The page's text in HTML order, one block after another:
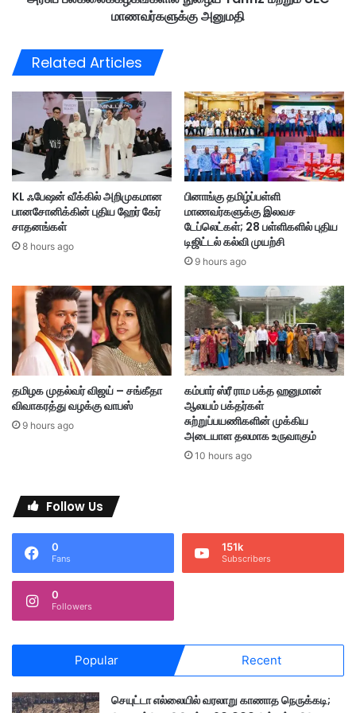
கை
—
கு
ழை
த்
து
றை
அ
தி
ச்
சோ
த
னை
க
ழை
ய
a
h
f
i
z
று
ம்
U
C
ண
ர்
கு
அ
னு
மாணவர்களுக்கு அனுமதி
Related Articles
KL ஃபேஷன் வீக்கில் அறிமுகமான
பானசோனிக்கின் புதிய ஹேர் கேர்
சாதனங்கள்
8 hours ago
பினாங்கு தமிழ்ப்பள்ளி
மாணவர்களுக்கு இலவச
டேப்லெட்கள்; 28 பள்ளிகளில் புதிய
டிஜிட்டல் கல்வி முயற்சி
9 hours ago
தமிழக முதல்வர் விஜய் – சங்கீதா
விவாகரத்து வழக்கு வாபஸ்
9 hours ago
கம்பார் ஸ்ரீ ராம பக்த ஹனுமான்
ஆலயம் பக்தர்கள்
சுற்றுப்பயணிகளின் முக்கிய
அடையாள தலமாக உருவாகும்
10 hours ago
Follow Us
0
Fans
151k
Subscribers
0
Followers
Popular Recent
செயுட்டா எல்லையில் வரலாறு காணாத நெருக்கடி;